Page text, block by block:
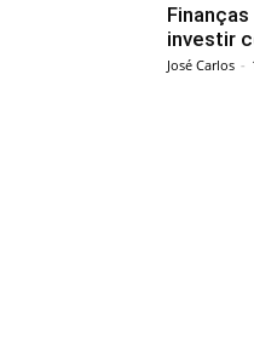
investir
José Carlos -